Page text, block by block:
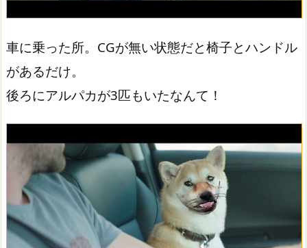
車に乗った所。CGが無い状態だと椅子とハンドル
があるだけ。
後ろにアルパカが3匹もいたなんて！